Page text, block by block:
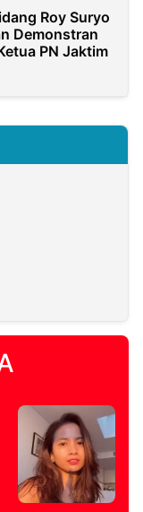
Roy Suryo
Demonstran
PN Jaktim